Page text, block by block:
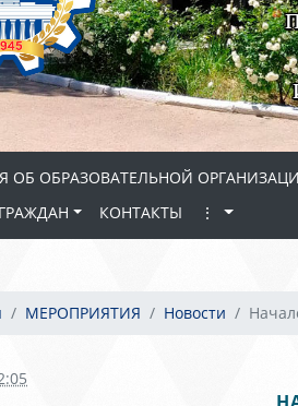
ОБ ОБРАЗОВАТЕЛЬНОЙ
КОНТАКТЫ ⋮
МЕРОПРИЯТИЯ Новости